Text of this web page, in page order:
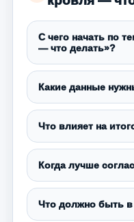
С чего начать по
— что делать»?
Какие данные
Что влияет на
Когда лучше
Что должно быть в